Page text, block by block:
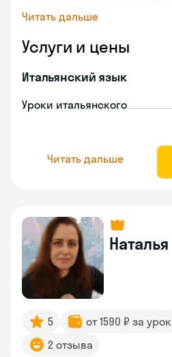
Читать дальше
Услуги и цены
Итальянский язык
Уроки итальянского
Читать дальше
Наталья
5 от 1590 ₽ за урок
2 отзыва